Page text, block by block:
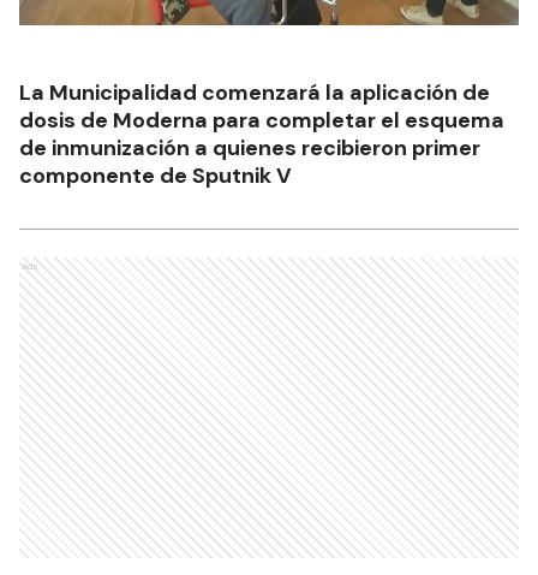
La Municipalidad comenzará la aplicación de
dosis de Moderna para completar el esquema
de inmunización a quienes recibieron primer
componente de Sputnik V
Ads